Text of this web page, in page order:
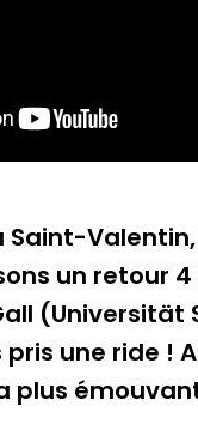
Saint-
un retour
(Universität
pris une ride !
plus